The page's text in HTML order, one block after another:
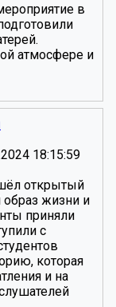
в
атмосфере и
18:15:59
открытый
жизни и
приняли
с
которая
и на